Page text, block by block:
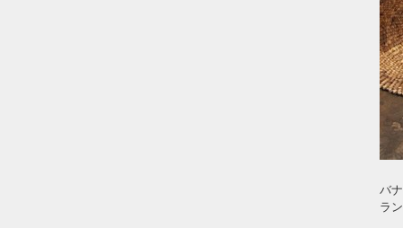
バ
ラ